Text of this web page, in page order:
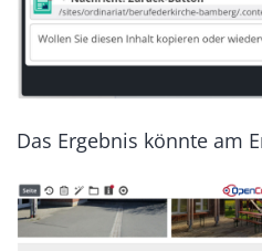
Das Ergebnis könnte am